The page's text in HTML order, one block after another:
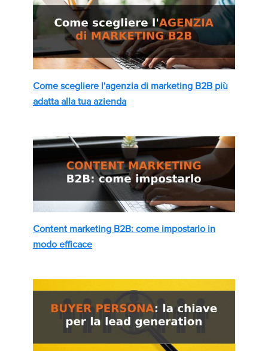
Come scegliere l'agenzia di marketing B2B più
adatta alla tua azienda
Content marketing B2B: come impostarlo in
modo efficace